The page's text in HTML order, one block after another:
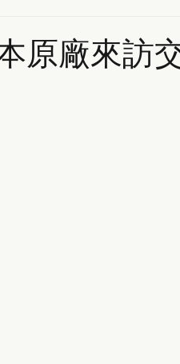
原廠來訪